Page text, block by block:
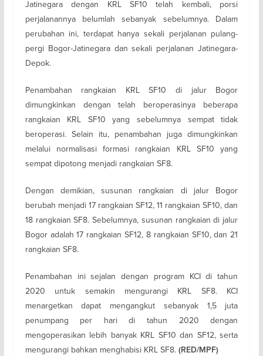
Jatinegara dengan KRL SF10 telah kembali, porsi
perjalanannya belumlah sebanyak sebelumnya. Dalam
perubahan ini, terdapat hanya sekali perjalanan pulang-
pergi Bogor-Jatinegara dan sekali perjalanan Jatinegara-
Depok.
Penambahan rangkaian KRL SF10 di jalur Bogor
dimungkinkan dengan telah beroperasinya beberapa
rangkaian KRL SF10 yang sebelumnya sempat tidak
beroperasi. Selain itu, penambahan juga dimungkinkan
melalui normalisasi formasi rangkaian KRL SF10 yang
sempat dipotong menjadi rangkaian SF8.
Dengan demikian, susunan rangkaian di jalur Bogor
berubah menjadi 17 rangkaian SF12, 11 rangkaian SF10, dan
18 rangkaian SF8. Sebelumnya, susunan rangkaian di jalur
Bogor adalah 17 rangkaian SF12, 8 rangkaian SF10, dan 21
rangkaian SF8.
Penambahan ini sejalan dengan program KCI di tahun
2020 untuk semakin mengurangi KRL SF8. KCI
menargetkan dapat mengangkut sebanyak 1,5 juta
penumpang per hari di tahun 2020 dengan
mengoperasikan lebih banyak KRL SF10 dan SF12, serta
mengurangi bahkan menghabisi KRL SF8. (RED/MPF)